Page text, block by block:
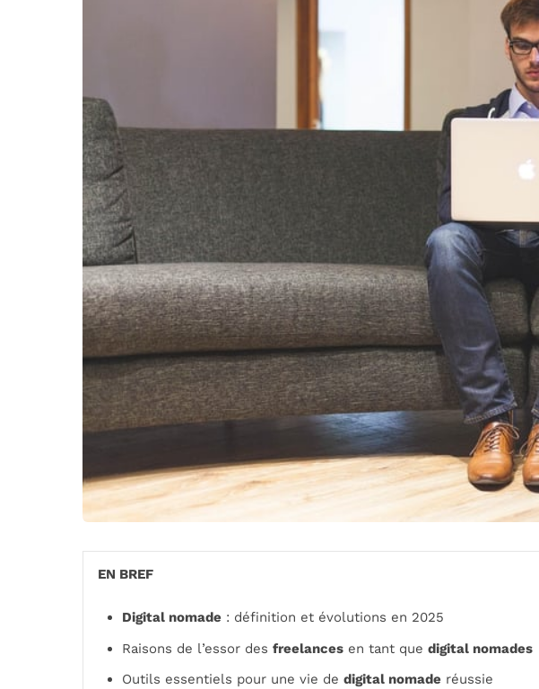
EN BREF
Digital nomade : définition et évolutions en 2025
Raisons de l’essor des freelances en tant que digital nomades
Outils essentiels pour une vie de digital nomade réussie